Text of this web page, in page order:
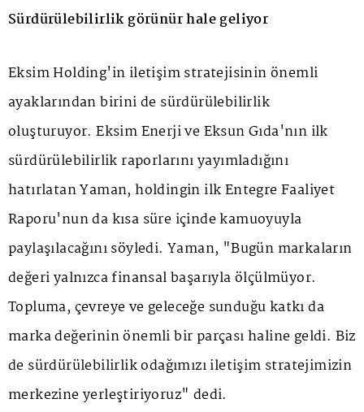
Sürdürülebilirlik görünür hale geliyor
Eksim Holding'in iletişim stratejisinin önemli
ayaklarından birini de sürdürülebilirlik
oluşturuyor. Eksim Enerji ve Eksun Gıda'nın ilk
sürdürülebilirlik raporlarını yayımladığını
hatırlatan Yaman, holdingin ilk Entegre Faaliyet
Raporu'nun da kısa süre içinde kamuoyuyla
paylaşılacağını söyledi. Yaman, "Bugün markaların
değeri yalnızca finansal başarıyla ölçülmüyor.
Topluma, çevreye ve geleceğe sunduğu katkı da
marka değerinin önemli bir parçası haline geldi. Biz
de sürdürülebilirlik odağımızı iletişim stratejimizin
merkezine yerleştiriyoruz" dedi.